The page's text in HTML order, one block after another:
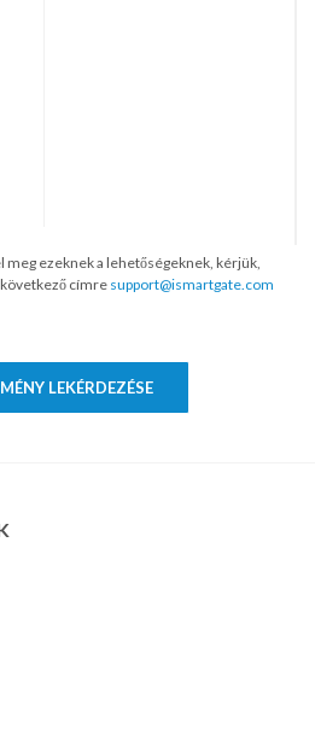
meg ezeknek a lehetőségeknek, kérjük,
címre support@ismartgate.com
LEKÉRDEZÉSE